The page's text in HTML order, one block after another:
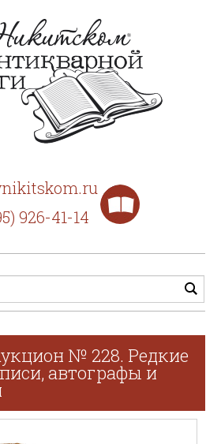
926-41-14
№ 228. Редкие
автографы и